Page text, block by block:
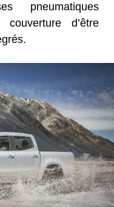
pneumatiques
d’être